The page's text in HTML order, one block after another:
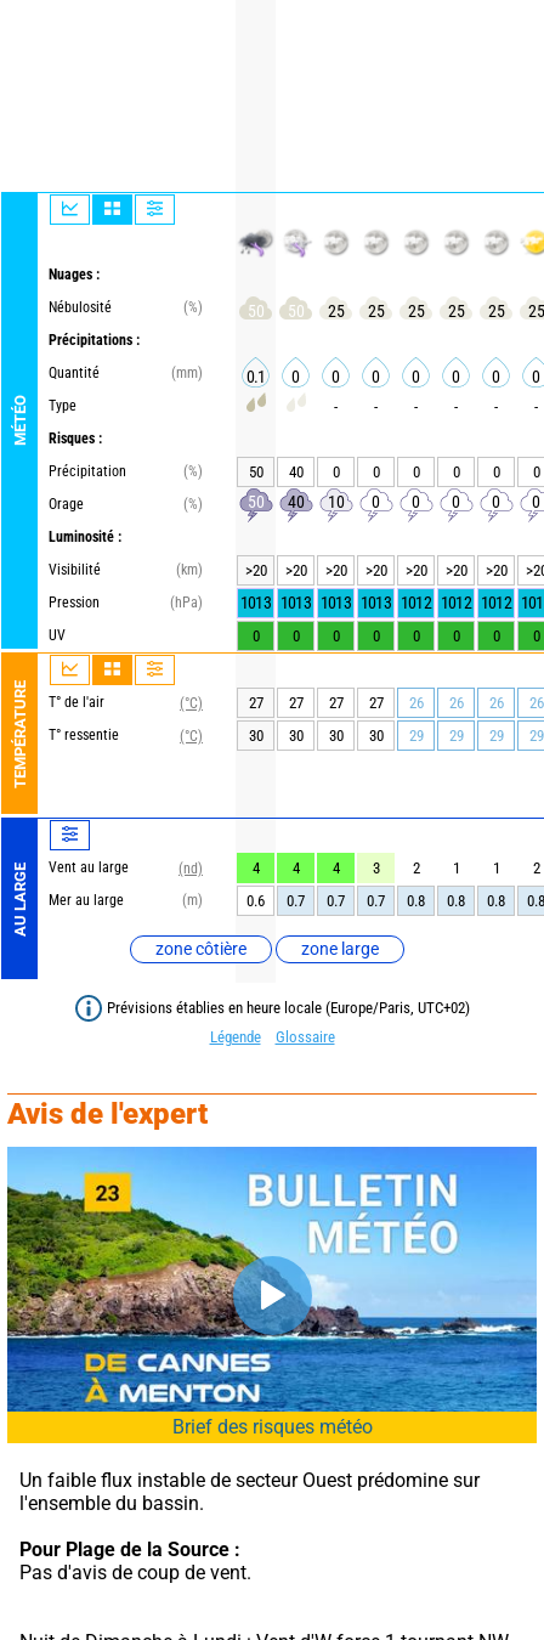
MÉTÉO
Nuages :
Nébulosité
(%)
Précipitations :
Quantité
(mm)
Type
Risques :
Précipitation
(%)
Orage
(%)
Luminosité :
Visibilité
(km)
Pression
(hPa)
UV
TEMPÉRATURE T° de l'air
(°C)
T° ressentie
(°C)
AU LARGE Vent au large
(nd)
Mer au large
(m)
zone côtière zone large
50 50 25 25 25 25 25 25
0.1 0 0 0 0 0 0 0
- - - - - -
50 40 0 0 0 0 0 0
50 40 10 0 0 0 0 0
>20 >20 >20 >20 >20 >20 >20
1013 1013 1013 1013 1012 1012 1012
0 0 0 0 0 0 0 0
27 27 27 27 26 26 26
26
30
30 30 30 29 29 29 29
4 4 4 3 2 1 1
2
0.6
0.7 0.7 0.7 0.8 0.8 0.8 0.8
Prévisions établies en heure locale (Europe/Paris, UTC+02)
Légende
Glossaire
Avis de l'expert
Brief des risques météo
Un faible flux instable de secteur Ouest prédomine sur
l'ensemble du bassin.
Pour Plage de la Source :
Pas d'avis de coup de vent.